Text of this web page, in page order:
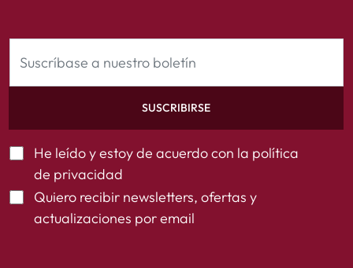
SUSCRIBIRSE
He leído y estoy de acuerdo con la política
de privacidad
Quiero recibir newsletters, ofertas y
actualizaciones por email